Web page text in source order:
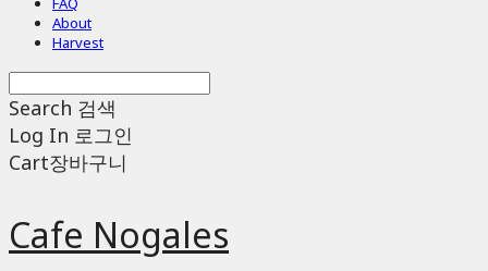
About
Harvest
Search 검색
Log In 로그인
Cart장바구니
Cafe Nogales